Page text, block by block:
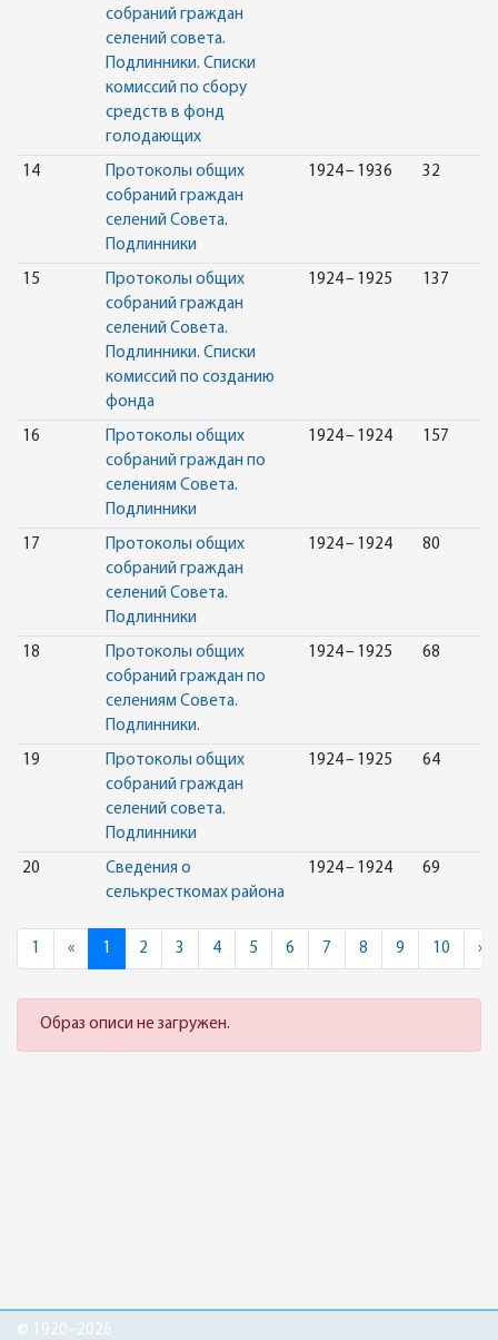
собраний граждан
селений совета.
Подлинники. Списки
комиссий по сбору
средств в фонд
голодающих
14
Протоколы общих
собраний граждан
селений Совета.
Подлинники
1924 – 1936 32
15
Протоколы общих
собраний граждан
селений Совета.
Подлинники. Списки
комиссий по созданию
фонда
1924 – 1925 137
16
Протоколы общих
собраний граждан по
селениям Совета.
Подлинники
1924 – 1924 157
17
Протоколы общих
собраний граждан
селений Совета.
Подлинники
1924 – 1924 80
18
Протоколы общих
собраний граждан по
селениям Совета.
Подлинники.
1924 – 1925 68
19
Протоколы общих
собраний граждан
селений совета.
Подлинники
1924 – 1925 64
20
Сведения о
селькресткомах района
1924 – 1924 69
1 «Previous
1 2 3 4 5 6 7 8 9 10 »
Образ описи не загружен.
© 1920–2026